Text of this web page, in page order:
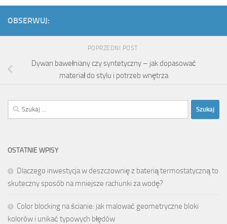
OBSERWUJ:
POPRZEDNI POST
Dywan bawełniany czy syntetyczny – jak dopasować
materiał do stylu i potrzeb wnętrza
Szukaj:
OSTATNIE WPISY
Dlaczego inwestycja w deszczownię z baterią termostatyczną to
skuteczny sposób na mniejsze rachunki za wodę?
Color blocking na ścianie: jak malować geometryczne bloki
kolorów i unikać typowych błędów